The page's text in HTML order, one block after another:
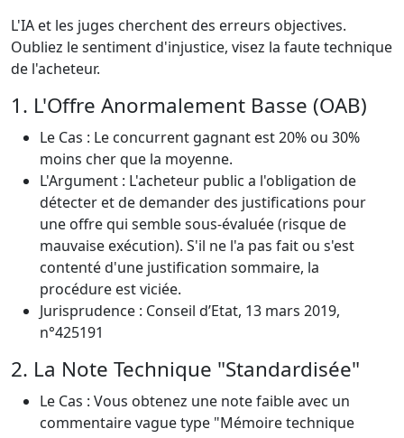
L'IA et les juges cherchent des erreurs objectives.
Oubliez le sentiment d'injustice, visez la faute technique
de l'acheteur.
1. L'Offre Anormalement Basse (OAB)
Le Cas : Le concurrent gagnant est 20% ou 30%
moins cher que la moyenne.
L'Argument : L'acheteur public a l'obligation de
détecter et de demander des justifications pour
une offre qui semble sous-évaluée (risque de
mauvaise exécution). S'il ne l'a pas fait ou s'est
contenté d'une justification sommaire, la
procédure est viciée.
Jurisprudence : Conseil d’Etat, 13 mars 2019,
n°425191
2. La Note Technique "Standardisée"
Le Cas : Vous obtenez une note faible avec un
commentaire vague type "Mémoire technique